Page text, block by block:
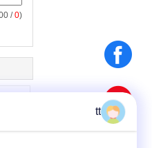
(
0
/ 3000)
tt